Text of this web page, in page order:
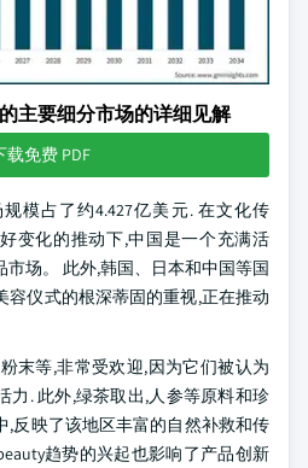
主要细分市场的详细见解
载免费 PDF
模占了约4.427亿美元. 在文化传
变化的推动下,中国是一个充满活
场。 此外,韩国、日本和中国等国
容仪式的根深蒂固的重视,正在推动
末等,非常受欢迎,因为它们被认为
力. 此外,绿茶取出,人参等原料和珍
,反映了该地区丰富的自然补救和传
趋势的兴起也影响了产品创新